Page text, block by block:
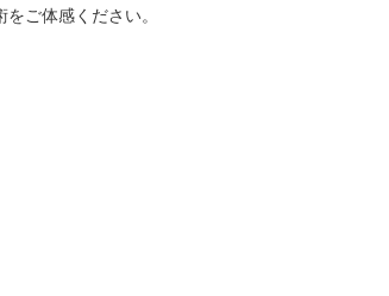
ご体感ください。